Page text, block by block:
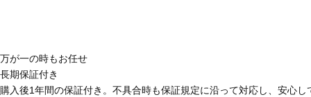
万が一の時もお任せ
長期保証付き
購入後1年間の保証付き。不具合時も保証規定に沿って対応し、安心